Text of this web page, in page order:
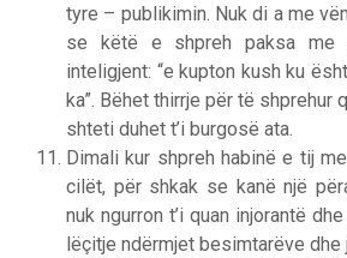
tyre – publikimin. Nuk di a me
se këtë e shpreh paksa me
inteligjent: “e kupton kush ku
ka”. Bëhet thirrje për të shprehur
shteti duhet t’i burgosë ata.
Dimali kur shpreh habinë e tij
cilët, për shkak se kanë një
nuk ngurron t’i quan injorantë
lëçitje ndërmjet besimtarëve